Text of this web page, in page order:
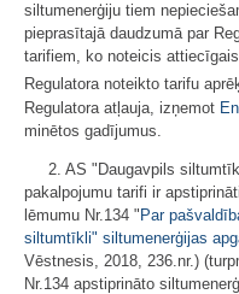
siltumenerģiju tiem
pieprasītajā daudzumā par
tarifiem, ko noteicis
Regulatora noteikto tarifu
Regulatora atļauja, izņemot
minētos gadījumus.
2. AS "Daugavpils
pakalpojumu tarifi ir
lēmumu Nr.134 "Par
siltumtīkli" siltumenerģijas
Vēstnesis, 2018, 236.nr.)
Nr.134 apstiprināto